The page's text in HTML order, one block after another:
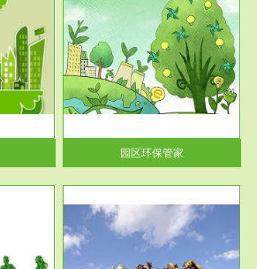
下发《关
用促进供
园区环保管家